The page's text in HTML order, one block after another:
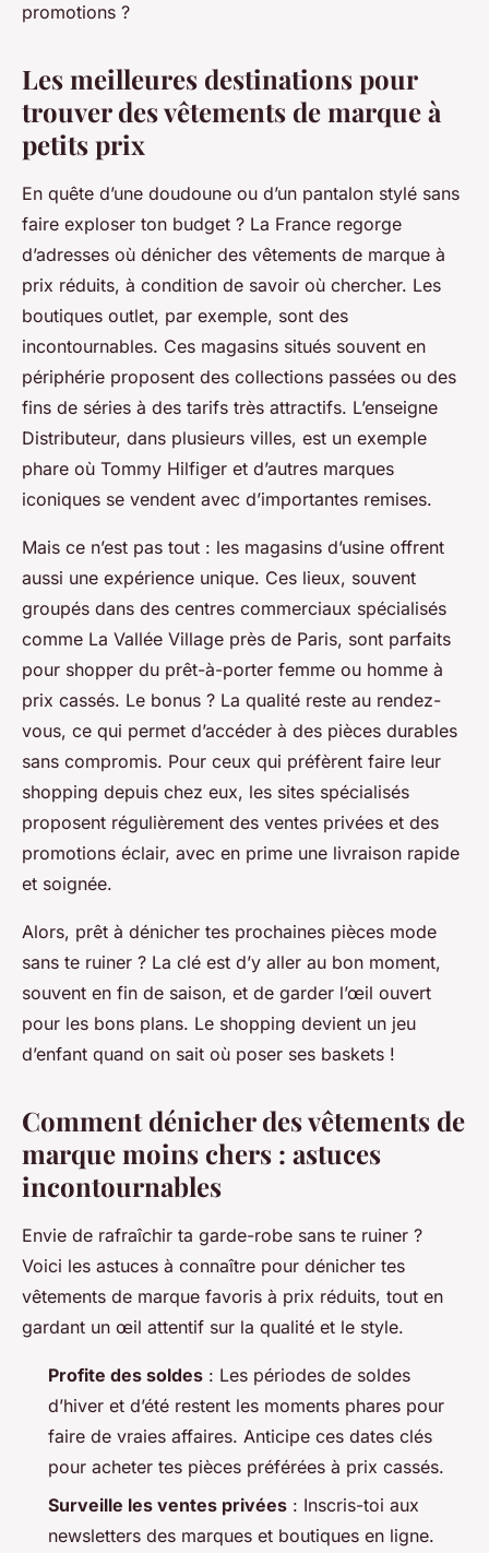
promotions ?
Les meilleures destinations pour
trouver des vêtements de marque à
petits prix
En quête d’une doudoune ou d’un pantalon stylé sans
faire exploser ton budget ? La France regorge
d’adresses où dénicher des vêtements de marque à
prix réduits, à condition de savoir où chercher. Les
boutiques outlet, par exemple, sont des
incontournables. Ces magasins situés souvent en
périphérie proposent des collections passées ou des
fins de séries à des tarifs très attractifs. L’enseigne
Distributeur, dans plusieurs villes, est un exemple
phare où Tommy Hilfiger et d’autres marques
iconiques se vendent avec d’importantes remises.
Mais ce n’est pas tout : les magasins d’usine offrent
aussi une expérience unique. Ces lieux, souvent
groupés dans des centres commerciaux spécialisés
comme La Vallée Village près de Paris, sont parfaits
pour shopper du prêt-à-porter femme ou homme à
prix cassés. Le bonus ? La qualité reste au rendez-
vous, ce qui permet d’accéder à des pièces durables
sans compromis. Pour ceux qui préfèrent faire leur
shopping depuis chez eux, les sites spécialisés
proposent régulièrement des ventes privées et des
promotions éclair, avec en prime une livraison rapide
et soignée.
Alors, prêt à dénicher tes prochaines pièces mode
sans te ruiner ? La clé est d’y aller au bon moment,
souvent en fin de saison, et de garder l’œil ouvert
pour les bons plans. Le shopping devient un jeu
d’enfant quand on sait où poser ses baskets !
Comment dénicher des vêtements de
marque moins chers : astuces
incontournables
Envie de rafraîchir ta garde-robe sans te ruiner ?
Voici les astuces à connaître pour dénicher tes
vêtements de marque favoris à prix réduits, tout en
gardant un œil attentif sur la qualité et le style.
Profite des soldes : Les périodes de soldes
d’hiver et d’été restent les moments phares pour
faire de vraies affaires. Anticipe ces dates clés
pour acheter tes pièces préférées à prix cassés.
Surveille les ventes privées : Inscris-toi aux
newsletters des marques et boutiques en ligne.